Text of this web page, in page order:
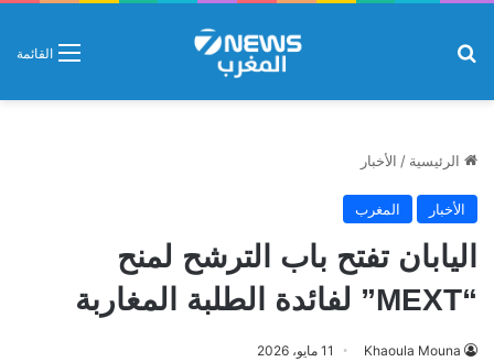
القائمة
الرئيسية / الأخبار
الأخبار المغرب
اليابان تفتح باب الترشح لمنح
“MEXT” لفائدة الطلبة المغاربة
Khaoula Mouna 11 مايو، 2026